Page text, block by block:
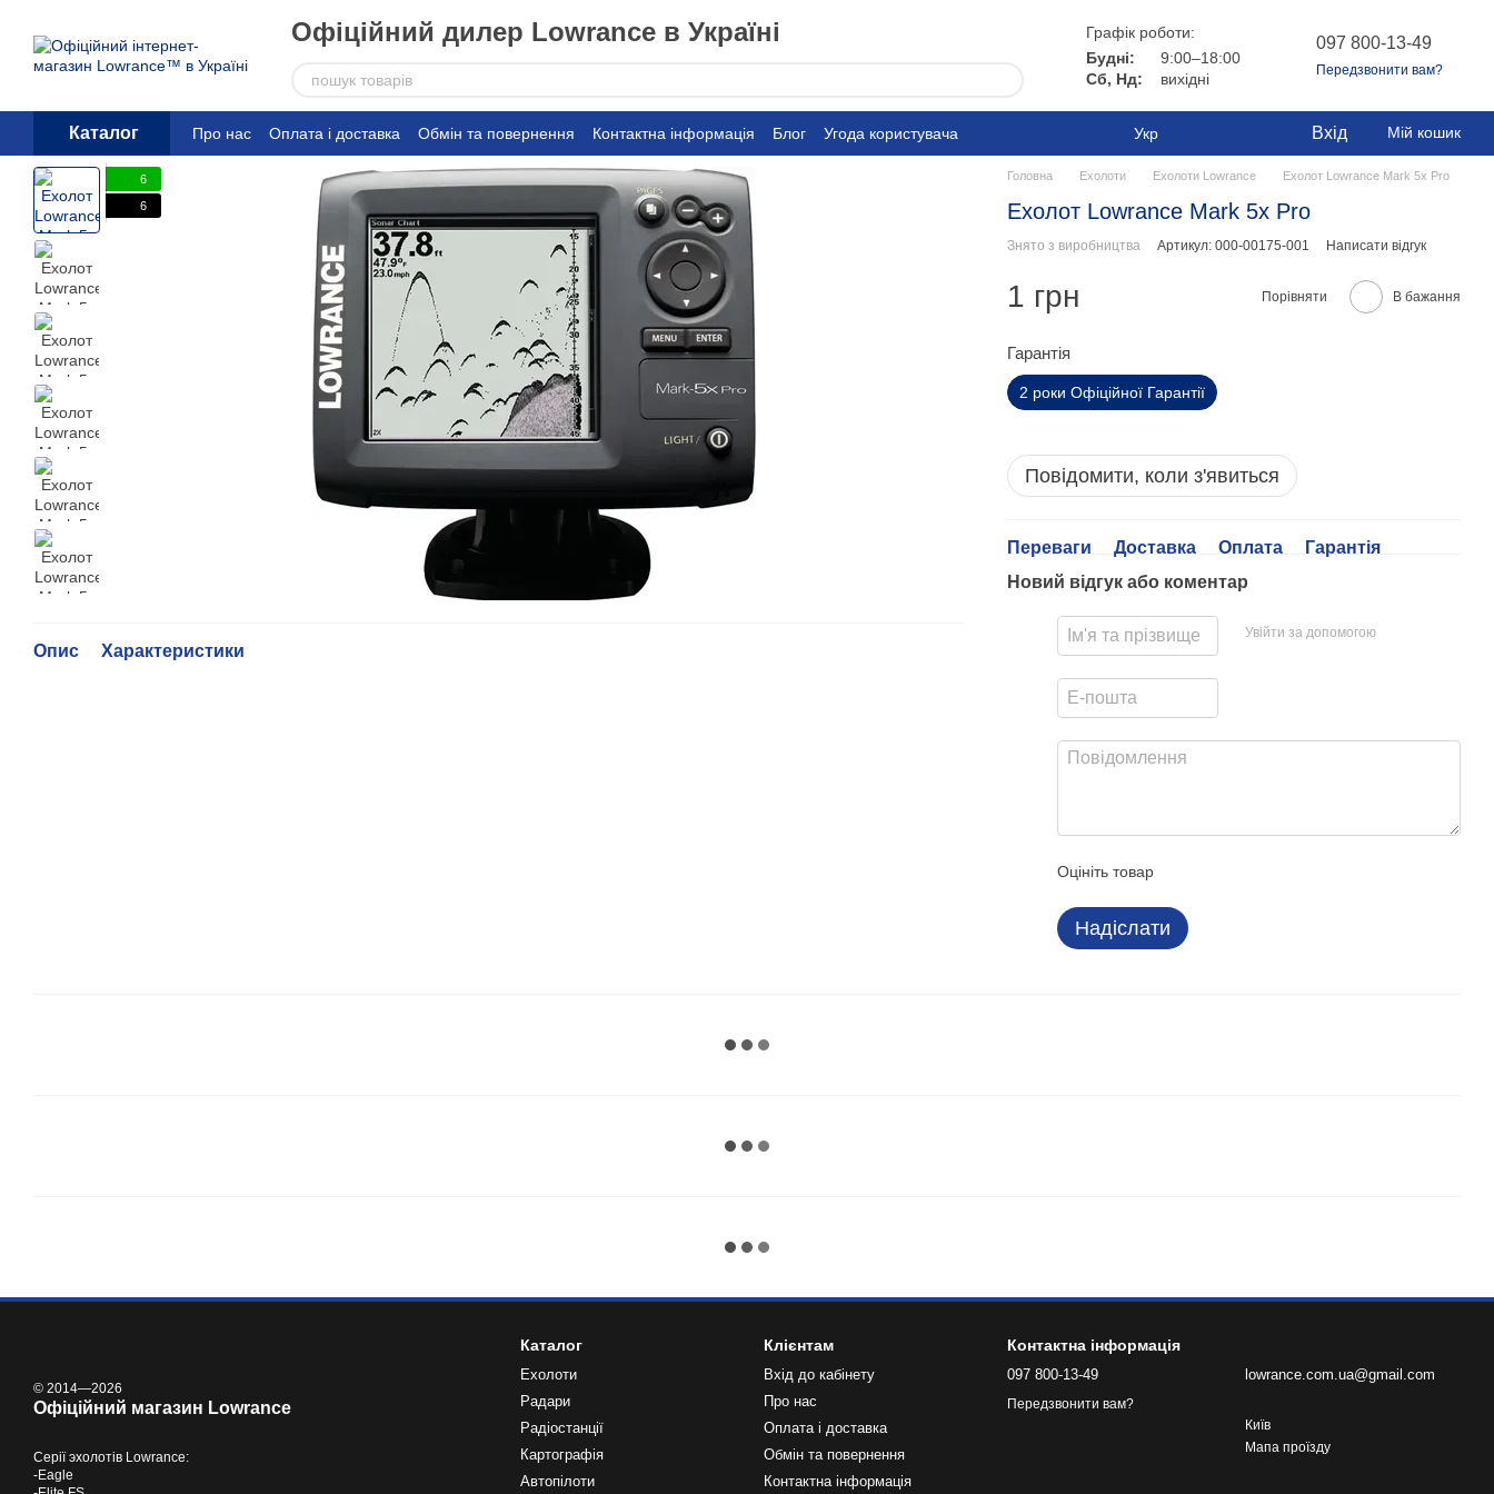
Офіційний дилер Lowrance в Україні
Графік роботи:
Будні:
9:00–18:00
Сб, Нд:
вихідні
097 800-13-49
Передзвонити вам?
Каталог Про нас Оплата і доставка Обмін та повернення Контактна інформація Блог Угода користувача Укр Вхід Мій кошик
6
6
Опис Характеристики
Головна Ехолоти Ехолоти Lowrance Ехолот Lowrance Mark 5x Pro
Ехолот Lowrance Mark 5x Pro
Знято з виробництва Артикул: 000-00175-001 Написати відгук
1 грн Порівняти В бажання
Гарантія
2 роки Офіційної Гарантії
Повідомити, коли з'явиться
Переваги Доставка Оплата
Гарантія
Новий відгук або коментар
Увійти за допомогою
Оцініть товар
Надіслати
© 2014—2026
Офіційний магазин Lowrance
Серіїэхолотів Lowrance:
-Eagle
Каталог
Ехолоти
Радари
Радіостанції
Картографія
Автопілоти
Клієнтам
Вхід до кабінету
Про нас
Оплата і доставка
Обмін та повернення
Контактна інформація
Контактна інформація
097 800-13-49
Передзвонити вам?
lowrance.com.ua@gmail.com
Київ
Мапа проїзду